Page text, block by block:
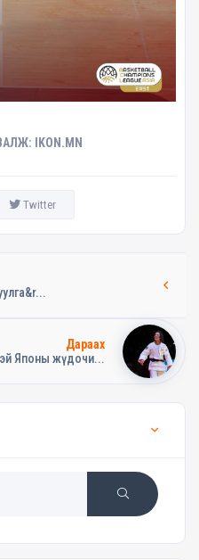
Twitter
Дараах
Японы жүдочи...